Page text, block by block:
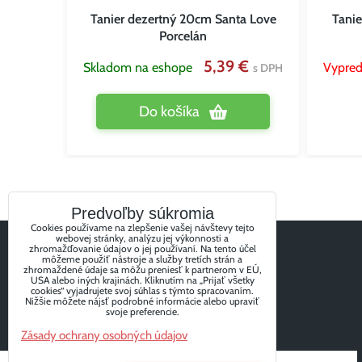
Tanier dezertný 20cm Santa Love
Porcelán
Skladom na eshope 5,39 €s DPH
Do košíka
Predvoľby súkromia
Cookies používame na zlepšenie vašej návštevy tejto
webovej stránky, analýzu jej výkonnosti a
zhromažďovanie údajov o jej používaní. Na tento účel
môžeme použiť nástroje a služby tretích strán a
zhromaždené údaje sa môžu preniesť k partnerom v EÚ,
USA alebo iných krajinách. Kliknutím na „Prijať všetky
cookies“ vyjadrujete svoj súhlas s týmto spracovaním.
Nižšie môžete nájsť podrobné informácie alebo upraviť
svoje preferencie.
Zásady ochrany osobných údajov